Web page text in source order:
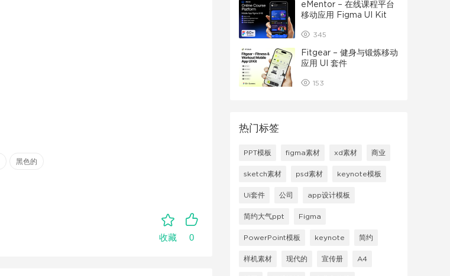
黑色的
收藏 0
eMentor – 在线课程平台
移动应用 Figma UI Kit
345
Fitgear – 健身与锻炼移动
应用 UI 套件
153
热门标签
PPT模板 figma素材 xd素材 商业
sketch素材 psd素材 keynote模板
Ui套件 公司 app设计模板
简约大气ppt Figma
PowerPoint模板 keynote 简约
样机素材 现代的 宣传册 A4